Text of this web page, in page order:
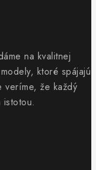
na kvalitnej
ktoré spájajú
že každý